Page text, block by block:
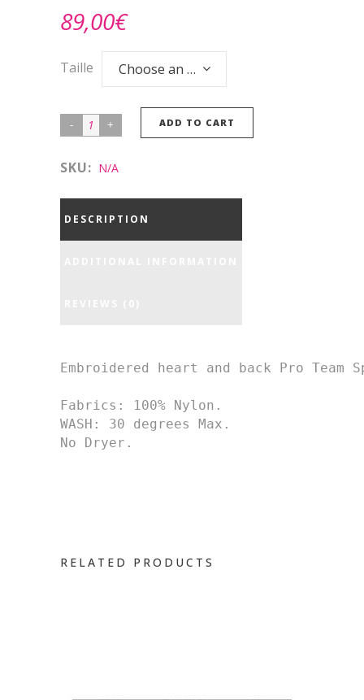
89,00€
Taille Choose an option
ADD TO CART
SKU: N/A
DESCRIPTION
Fabrics:
WASH: 30 degrees Max.
RELATED PRODUCTS